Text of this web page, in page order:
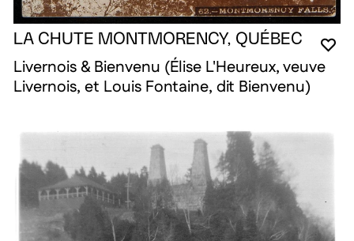
LA CHUTE MONTMORENCY, QUÉBEC
Livernois & Bienvenu (Élise L'Heureux, veuve
Livernois, et Louis Fontaine, dit Bienvenu)